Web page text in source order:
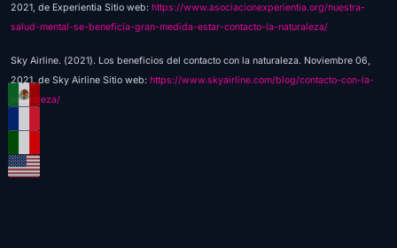
2021, de Experientia Sitio web: https://www.asociacionexperientia.org/nuestra-
salud-mental-se-beneficia-gran-medida-estar-contacto-la-naturaleza/
Sky Airline. (2021). Los beneficios del contacto con la naturaleza. Noviembre 06,
2021, de Sky Airline Sitio web: https://www.skyairline.com/blog/contacto-con-la-
naturaleza/